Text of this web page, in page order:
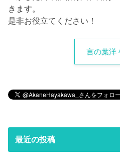
きます。
是非お役立てください！
言の葉洋
最近の投稿